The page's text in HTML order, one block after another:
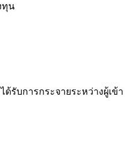
ทุน
รับการกระจายระหว่างผู้เข้า